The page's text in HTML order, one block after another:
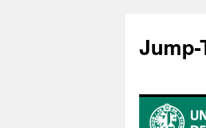
contenu
Jump-